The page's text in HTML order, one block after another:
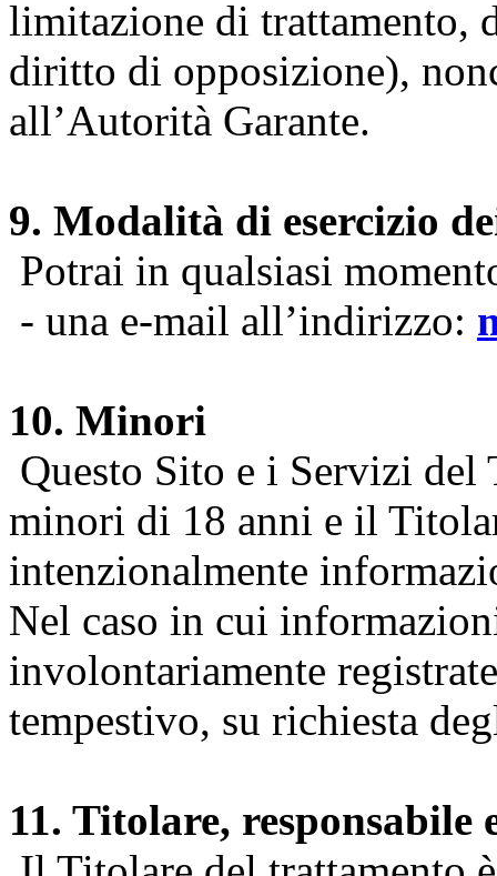
limitazione di trattamento,
diritto di opposizione),
all’Autorità Garante.
9. Modalità di esercizio
Potrai in qualsiasi
- una e-mail all’indirizzo:
10. Minori
Questo Sito e i Servizi del
minori di 18 anni e il
intenzionalmente
Nel caso in cui
involontariamente
tempestivo, su richiesta
11. Titolare, responsabile